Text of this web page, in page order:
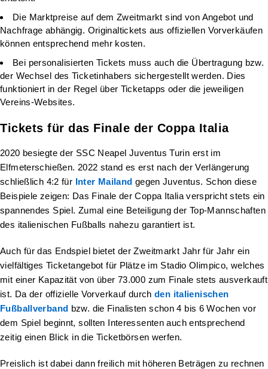
Die Marktpreise auf dem Zweitmarkt sind von Angebot und
Nachfrage abhängig. Originaltickets aus offiziellen Vorverkäufen
können entsprechend mehr kosten.
Bei personalisierten Tickets muss auch die Übertragung bzw.
der Wechsel des Ticketinhabers sichergestellt werden. Dies
funktioniert in der Regel über Ticketapps oder die jeweiligen
Vereins-Websites.
Tickets für das Finale der Coppa Italia
2020 besiegte der SSC Neapel Juventus Turin erst im
Elfmeterschießen. 2022 stand es erst nach der Verlängerung
schließlich 4:2 für Inter Mailand gegen Juventus. Schon diese
Beispiele zeigen: Das Finale der Coppa Italia verspricht stets ein
spannendes Spiel. Zumal eine Beteiligung der Top-Mannschaften
des italienischen Fußballs nahezu garantiert ist.
Auch für das Endspiel bietet der Zweitmarkt Jahr für Jahr ein
vielfältiges Ticketangebot für Plätze im Stadio Olimpico, welches
mit einer Kapazität von über 73.000 zum Finale stets ausverkauft
ist. Da der offizielle Vorverkauf durch den italienischen
Fußballverband bzw. die Finalisten schon 4 bis 6 Wochen vor
dem Spiel beginnt, sollten Interessenten auch entsprechend
zeitig einen Blick in die Ticketbörsen werfen.
Preislich ist dabei dann freilich mit höheren Beträgen zu rechnen